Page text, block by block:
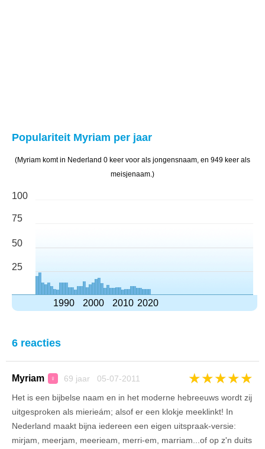
Populariteit Myriam per jaar
(Myriam komt in Nederland 0 keer voor als jongensnaam, en 949 keer als
meisjenaam.)
100
75
50
25
1990 2000 2010 2020
6 reacties
Myriam ♀ 69 jaar 05-07-2011 ★★★★★
Het is een bijbelse naam en in het moderne hebreeuws wordt zij
uitgesproken als mierieám; alsof er een klokje meeklinkt! In
Nederland maakt bijna iedereen een eigen uitspraak-versie:
mirjam, meerjam, meerieam, merri-em, marriam...of op z'n duits